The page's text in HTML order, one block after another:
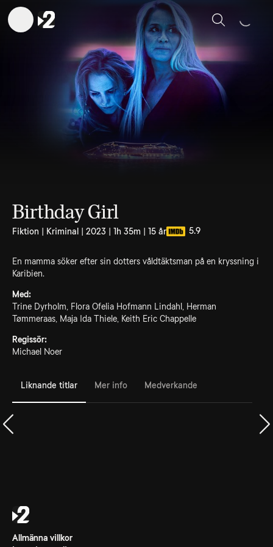
Sök
Birthday Girl
Fiktion | Kriminal | 2023 | 1h 35m | 15 år 5.9
En mamma söker efter sin dotters våldtäktsman på en kryssning i
Karibien.
Med:
Trine Dyrholm, Flora Ofelia Hofmann Lindahl, Herman
Tømmeraas, Maja Ida Thiele, Keith Eric Chappelle
Regissör:
Michael Noer
Liknande titlar Mer info Medverkande
Allmänna villkor